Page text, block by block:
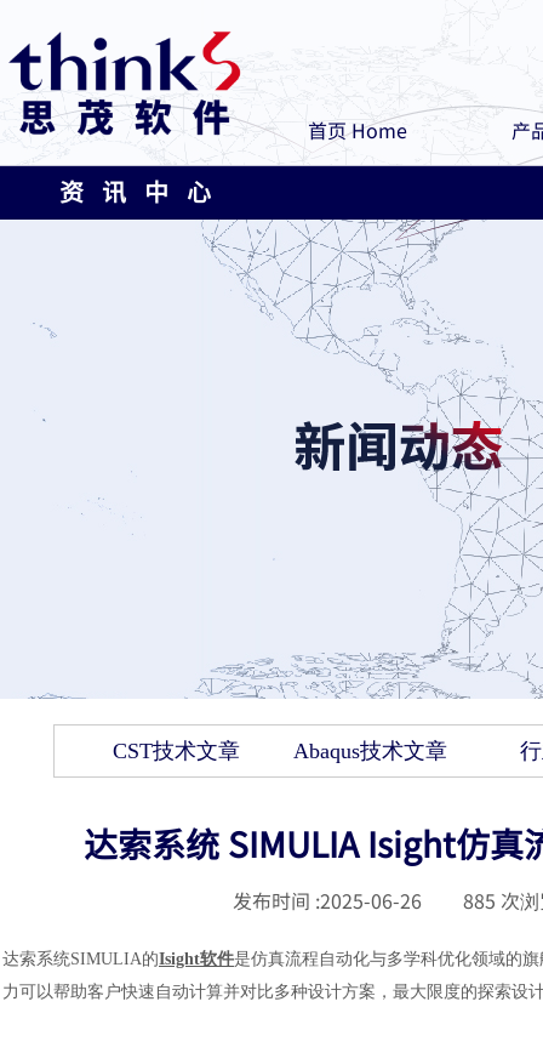
首页 Home 产
资 讯 中 心
CST技术文章 Abaqus技术文章
达索系统 SIMULIA Isight仿
发布时间 :2025-06-26 885 次
达索系统SIMULIA的Isight软件是仿真流程自动化与多学科优化领域的
力可以帮助客户快速自动计算并对比多种设计方案，最大限度的探索